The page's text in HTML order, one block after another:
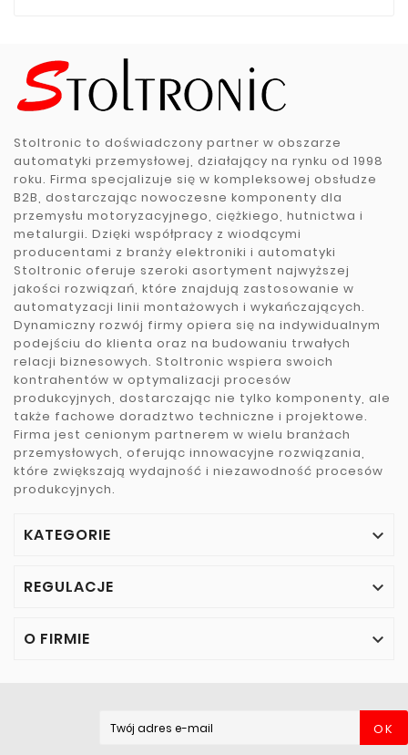
Stoltronic to doświadczony partner w obszarze
automatyki przemysłowej, działający na rynku od 1998
roku. Firma specjalizuje się w kompleksowej obsłudze
B2B, dostarczając nowoczesne komponenty dla
przemysłu motoryzacyjnego, ciężkiego, hutnictwa i
metalurgii. Dzięki współpracy z wiodącymi
producentami z branży elektroniki i automatyki
Stoltronic oferuje szeroki asortyment najwyższej
jakości rozwiązań, które znajdują zastosowanie w
automatyzacji linii montażowych i wykańczających.
Dynamiczny rozwój firmy opiera się na indywidualnym
podejściu do klienta oraz na budowaniu trwałych
relacji biznesowych. Stoltronic wspiera swoich
kontrahentów w optymalizacji procesów
produkcyjnych, dostarczając nie tylko komponenty, ale
także fachowe doradztwo techniczne i projektowe.
Firma jest cenionym partnerem w wielu branżach
przemysłowych, oferując innowacyjne rozwiązania,
które zwiększają wydajność i niezawodność procesów
produkcyjnych.
KATEGORIE 
REGULACJE 
O FIRMIE 
OK